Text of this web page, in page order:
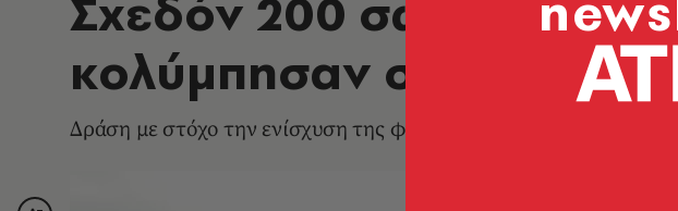
Σχεδόν 200 σωσίες της
κολύμπησαν στην
Δράση με στόχο την ενίσχυση της φροντίδας γυναικών με καρκίνο